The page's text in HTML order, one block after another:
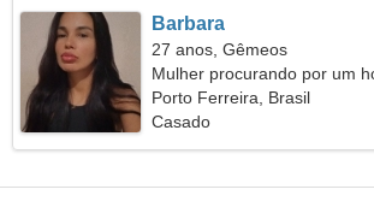
Barbara
27 anos, Gêmeos
Mulher procurando por um
Porto Ferreira, Brasil
Casado